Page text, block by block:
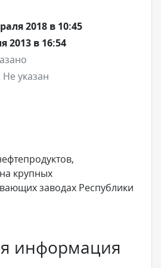
2018 в 10:45
2013 в 16:54
Не указан
крупных
заводах Республики
информация